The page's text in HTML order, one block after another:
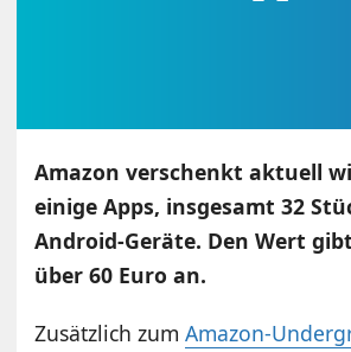
Amazon verschenkt aktuell
einige Apps, insgesamt 32
Android-Geräte. Den Wert
über 60 Euro an.
Zusätzlich zumAmazon-